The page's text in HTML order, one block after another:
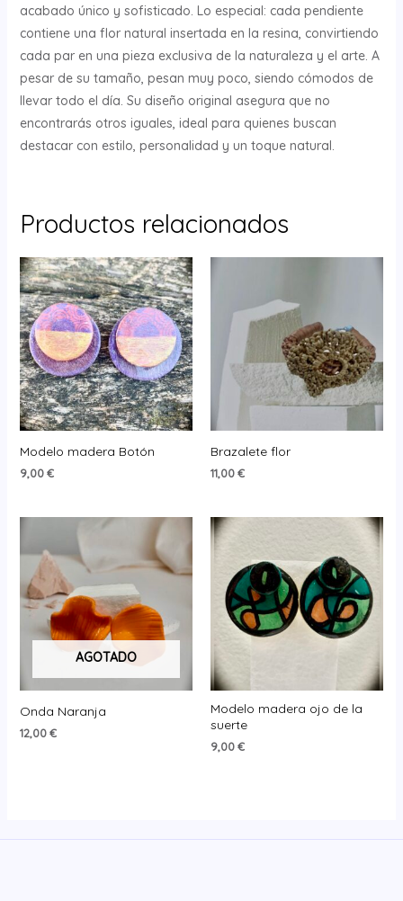
acabado único y sofisticado. Lo especial: cada pendiente
contiene una flor natural insertada en la resina, convirtiendo
cada par en una pieza exclusiva de la naturaleza y el arte. A
pesar de su tamaño, pesan muy poco, siendo cómodos de
llevar todo el día. Su diseño original asegura que no
encontrarás otros iguales, ideal para quienes buscan
destacar con estilo, personalidad y un toque natural.
Productos relacionados
Modelo madera Botón
9,00€
Brazalete flor
11,00€
AGOTADO
Onda Naranja
12,00€
Modelo madera ojo de la
suerte
9,00€